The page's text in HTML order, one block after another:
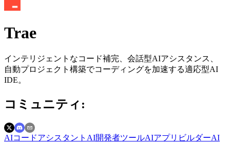
Trae
インテリジェントなコード補完、会話型AIアシスタンス、
自動プロジェクト構築でコーディングを加速する適応型AI
IDE。
コミュニティ :
AIコードアシスタント AI開発者ツールAIアプリビルダーAI